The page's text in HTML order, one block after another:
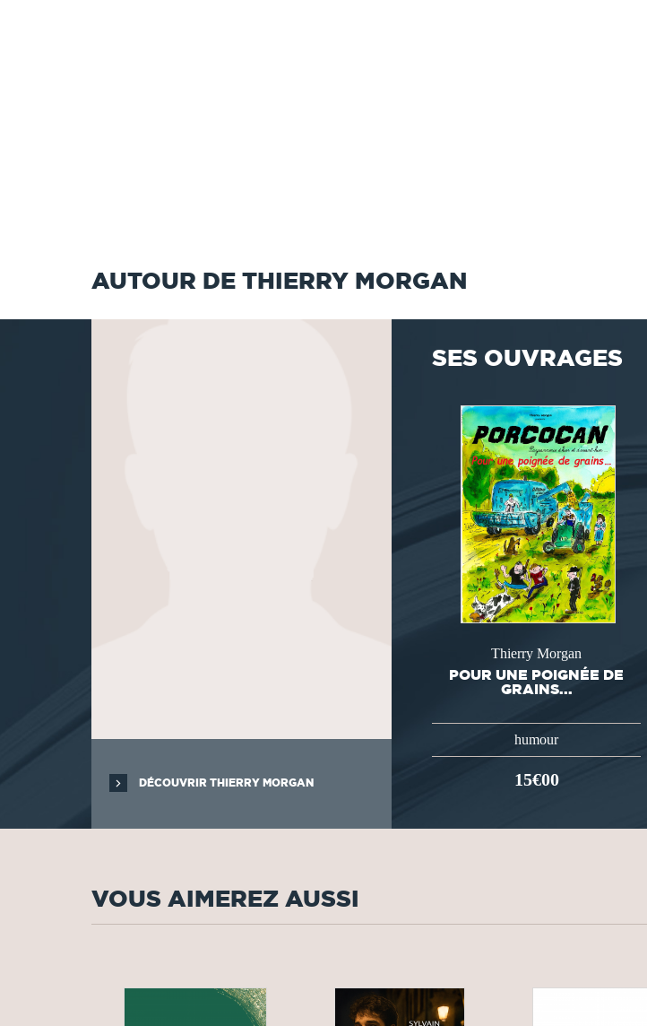
AUTOUR DE THIERRY MORGAN
DÉCOUVRIR THIERRY MORGAN
SES OUVRAGES
Thierry Morgan
POUR UNE POIGNÉE DE
GRAINS...
humour
15€00
VOUS AIMEREZ AUSSI